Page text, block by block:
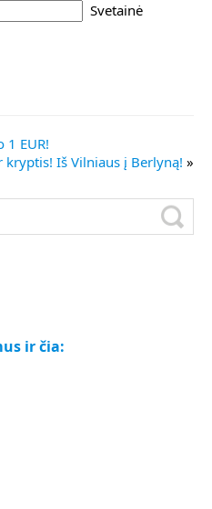
Svetainė
EUR!
kryptis! Iš Vilniaus į Berlyną! »
ir čia: